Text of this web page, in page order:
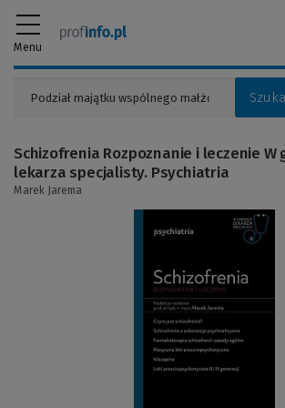
Menu
Schizofrenia Rozpoznanie i leczenie W
lekarza specjalisty. Psychiatria
Marek Jarema